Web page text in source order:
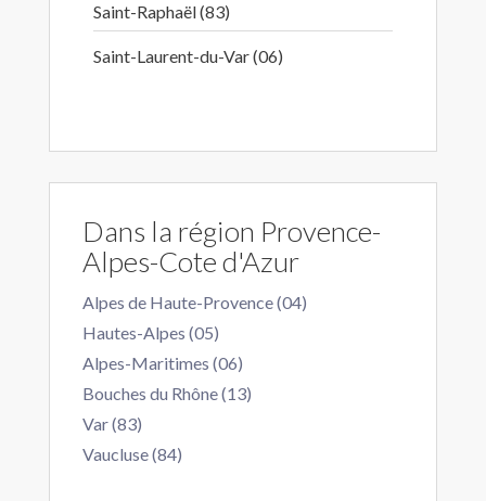
Saint-Raphaël (83)
Saint-Laurent-du-Var (06)
Dans la région Provence-
Alpes-Cote d'Azur
Alpes de Haute-Provence (04)
Hautes-Alpes (05)
Alpes-Maritimes (06)
Bouches du Rhône (13)
Var (83)
Vaucluse (84)